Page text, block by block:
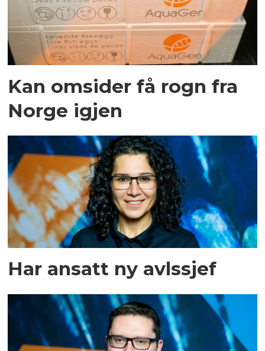
Kan omsider få rogn fra
Norge igjen
Har ansatt ny avlssjef